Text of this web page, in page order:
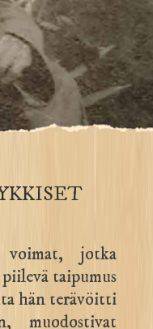
voimat, jotka
taipumus
hän terävöitti
muodostivat